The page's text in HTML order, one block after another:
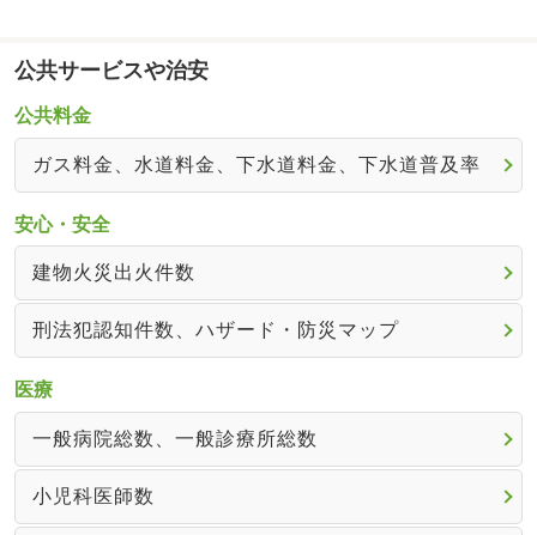
公共サービスや治安
公共料金
ガス料金、水道料金、下水道料金、下水道普及率
安心・安全
建物火災出火件数
刑法犯認知件数、ハザード・防災マップ
医療
一般病院総数、一般診療所総数
小児科医師数